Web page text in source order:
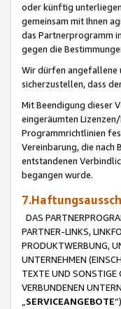
oder künftig unterliegen
gemeinsam mit Ihnen
das Partnerprogramm
gegen die
Wir dürfen angefallene
sicherzustellen, dass
Mit Beendigung dieser
eingeräumten
Programmrichtlinien
Vereinbarung, die nach
entstandenen
begangen wurde.
DAS
PARTNER-LINKS,
PRODUKTWERBUNG,
UNTERNEHMEN
TEXTE UND SONSTIGE
VERBUNDENEN
SERVICEANGEBOTE